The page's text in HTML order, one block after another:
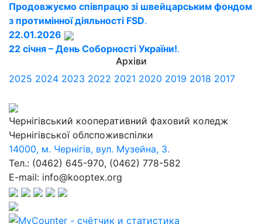
Продовжуємо співпрацю зі швейцарським фондом
з протимінної діяльності FSD.
22.01.2026
22 січня – День Соборності України!.
Архіви
2025 2024 2023 2022 2021 2020 2019 2018 2017
Чернігівський кооперативний фаховий коледж
Чернігівської облспоживспілки
14000, м. Чернігів, вул. Музейна, 3.
Тел.: (0462) 645-970, (0462) 778-582
E-mail: info@kooptex.org